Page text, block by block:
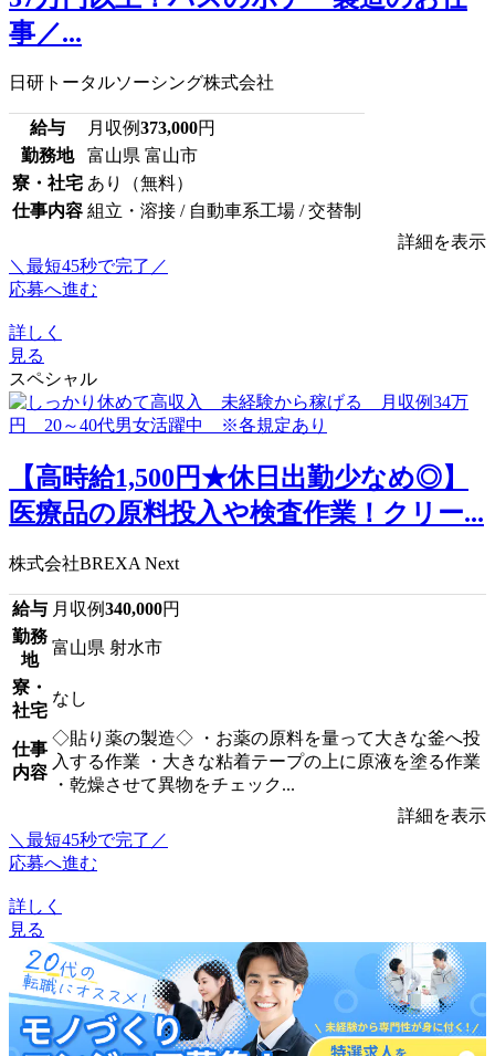
事／...
日研トータルソーシング株式会社
給与 月収例373,000円
勤務地
富山県 富山市
寮・社宅 あり（無料）
仕事内容 組立・溶接 / 自動車系工場 / 交替制
詳細を表示
＼最短45秒で完了／
応募へ進む
詳しく
見る
スペシャル
【高時給1,500円★休日出勤少なめ◎】
医療品の原料投入や検査作業！クリー...
株式会社BREXA Next
給与 月収例340,000円
勤務
地
富山県 射水市
寮・
社宅
なし
仕事
内容
◇貼り薬の製造◇ ・お薬の原料を量って大きな釜へ投
入する作業 ・大きな粘着テープの上に原液を塗る作業
・乾燥させて異物をチェック...
詳細を表示
＼最短45秒で完了／
応募へ進む
詳しく
見る